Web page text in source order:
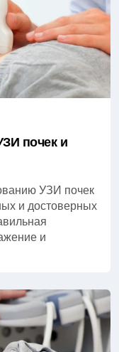
почек и
УЗИ почек
и достоверных
и